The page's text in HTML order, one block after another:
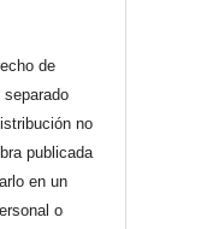
de
no
publicada
en un
o